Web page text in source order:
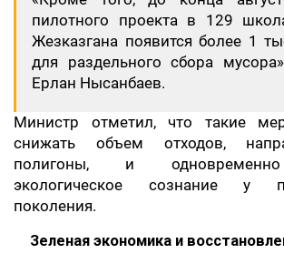
пилотного проекта в 129
Жезказгана появится более 1
для раздельного сбора
Ерлан Нысанбаев.
Министр отметил, что такие
снижать объем отходов,
полигоны, и
экологическое сознание у
поколения.
Зеленая экономика и